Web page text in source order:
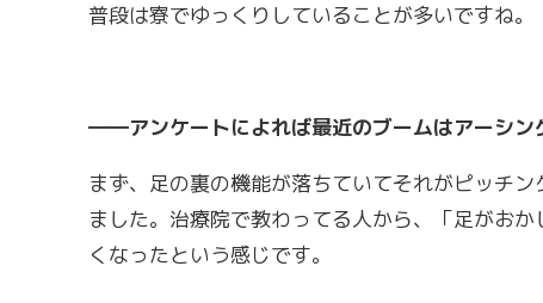
普段は寮でゆっくりしていることが多いですね。
――アンケートによれば最近のブームはアーシン
まず、足の裏の機能が落ちていてそれがピッチ
ました。治療院で教わってる人から、「足がお
くなったという感じです。